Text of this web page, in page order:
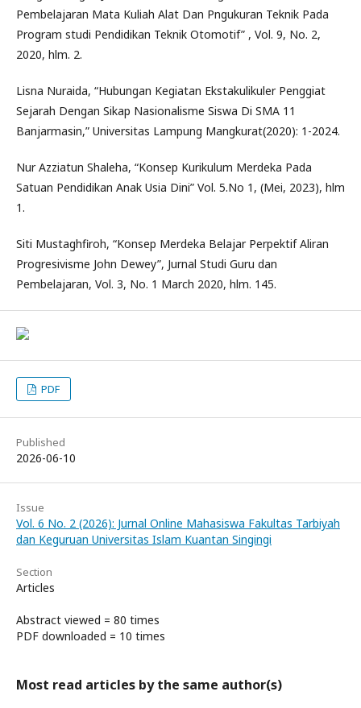
Pembelajaran Mata Kuliah Alat Dan Pngukuran Teknik Pada
Program studi Pendidikan Teknik Otomotif” , Vol. 9, No. 2,
2020, hlm. 2.
Lisna Nuraida, “Hubungan Kegiatan Ekstakulikuler Penggiat
Sejarah Dengan Sikap Nasionalisme Siswa Di SMA 11
Banjarmasin,” Universitas Lampung Mangkurat(2020): 1-2024.
Nur Azziatun Shaleha, “Konsep Kurikulum Merdeka Pada
Satuan Pendidikan Anak Usia Dini” Vol. 5.No 1, (Mei, 2023), hlm
1.
Siti Mustaghfiroh, “Konsep Merdeka Belajar Perpektif Aliran
Progresivisme John Dewey”, Jurnal Studi Guru dan
Pembelajaran, Vol. 3, No. 1 March 2020, hlm. 145.
PDF
Published
2026-06-10
Issue
Vol. 6 No. 2 (2026): Jurnal Online Mahasiswa Fakultas Tarbiyah
dan Keguruan Universitas Islam Kuantan Singingi
Section
Articles
Abstract viewed = 80 times
PDF downloaded = 10 times
Most read articles by the same author(s)